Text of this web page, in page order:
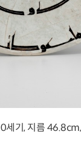
세기, 지름